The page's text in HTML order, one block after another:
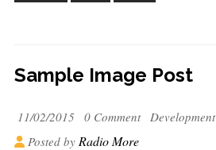
Sample Image Post
11/02/2015 0 Comment
Development
Posted by Radio More